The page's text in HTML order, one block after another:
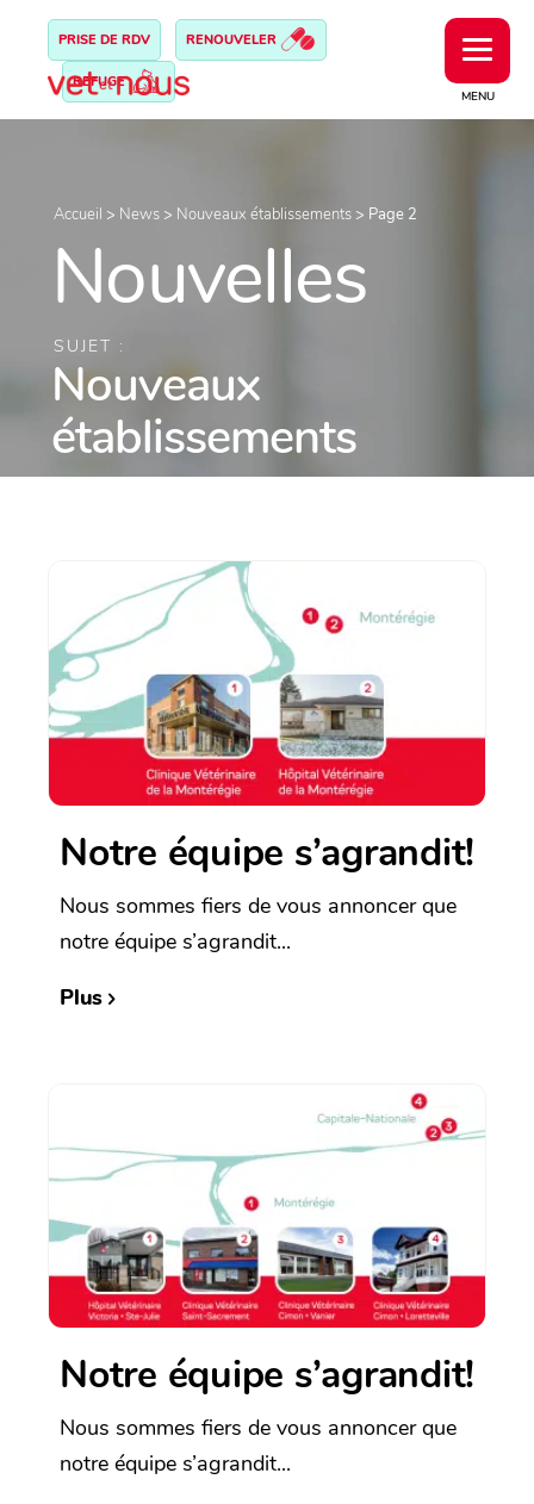
MENU
PRISE DE RDV RENOUVELER
REFUGE
Accueil > News > Nouveaux établissements > Page 2
Nouvelles
SUJET :
Nouveaux
établissements
Notre équipe s’agrandit!
Nous sommes fiers de vous annoncer que
notre équipe s’agrandit...
Plus
Notre équipe s’agrandit!
Nous sommes fiers de vous annoncer que
notre équipe s’agrandit...